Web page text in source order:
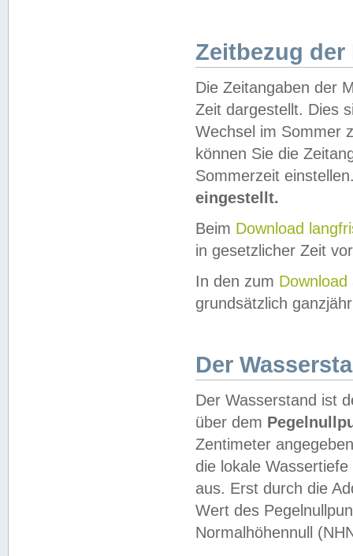
Zeitbezug der
Die Zeitangaben der
Zeit dargestellt. Dies
Wechsel im Sommer
können Sie die
Sommerzeit
eingestellt.
Beim Download
in gesetzlicher Zeit
In den zum Download
grundsätzlich
Der
Der Wasserstand ist
über dem
Zentimeter
die lokale
aus. Erst durch die
Wert des
Normalhöhennull